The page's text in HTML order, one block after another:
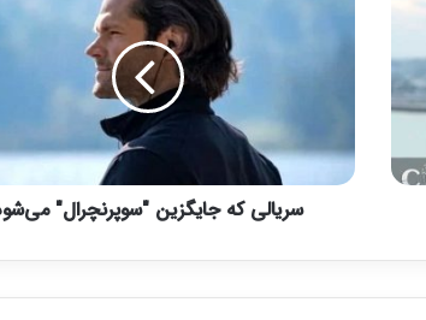
ه
ج
گ
سریالی که جایگزین "سوپرنچرال"